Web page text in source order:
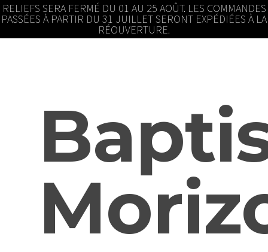
RELIEFS SERA FERMÉ DU 01 AU 25 AOÛT. LES COMMANDES
PASSÉES À PARTIR DU 31 JUILLET SERONT EXPÉDIÉES À LA
RÉOUVERTURE.